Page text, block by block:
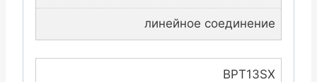
линейное соединение
BPT13SX